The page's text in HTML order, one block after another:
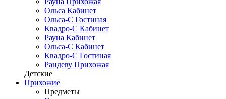
Ольса Кабинет
Ольса-С Гостиная
Квадро-С Кабинет
Рауна Кабинет
Ольса-С Кабинет
Квадро-С Гостиная
Рандеву Прихожая
Детские
Прихожие
Предметы